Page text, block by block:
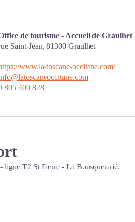
de tourisme - Accueil de Graulhet
Saint-Jean, 81300 Graulhet
www.la-toscane-occitane.com/
805 400 828
ligne T2 St Pierre - La Bousquetarié.